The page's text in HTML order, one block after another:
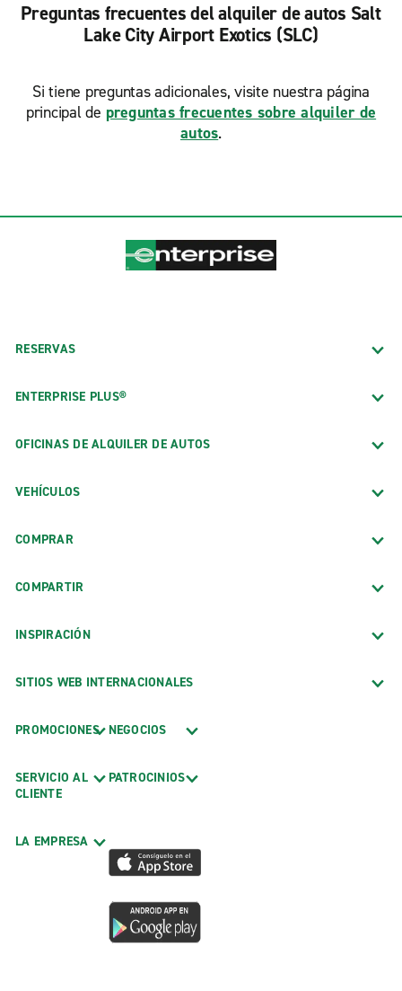
Preguntas frecuentes del alquiler de autos Salt
Lake City Airport Exotics (SLC)
Si tiene preguntas adicionales, visite nuestra página
principal de preguntas frecuentes sobre alquiler de
autos.
RESERVAS
ENTERPRISE PLUS®
OFICINAS DE ALQUILER DE AUTOS
VEHÍCULOS
COMPRAR
COMPARTIR
INSPIRACIÓN
SITIOS WEB INTERNACIONALES
PROMOCIONES
SERVICIO AL
CLIENTE
LA EMPRESA
NEGOCIOS
PATROCINIOS